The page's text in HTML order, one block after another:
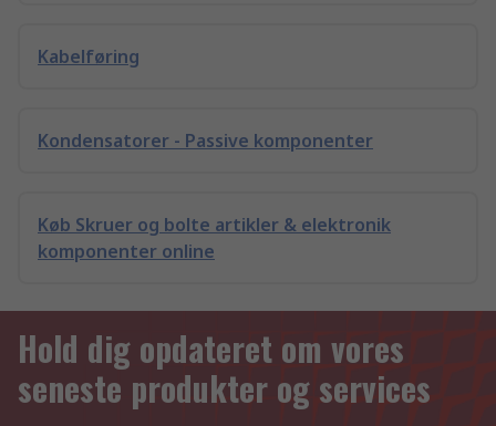
Kabelføring
Kondensatorer - Passive komponenter
Køb Skruer og bolte artikler & elektronik
komponenter online
Hold dig opdateret om vores
seneste produkter og services